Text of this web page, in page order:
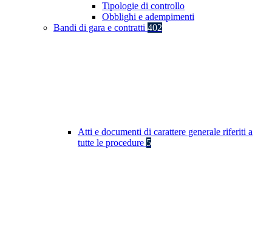
Tipologie di controllo
Obblighi e adempimenti
Bandi di gara e contratti 402
Atti e documenti di carattere generale riferiti a
tutte le procedure 5